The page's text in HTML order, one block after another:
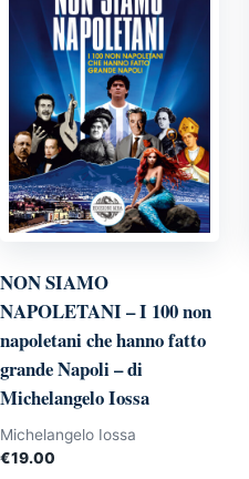
NON SIAMO
NAPOLETANI – I 100 non
napoletani che hanno fatto
grande Napoli – di
Michelangelo Iossa
Michelangelo Iossa
€19.00